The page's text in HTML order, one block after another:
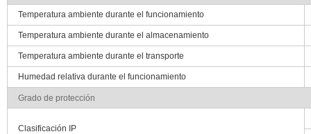
Temperatura ambiente durante el funcionamiento
Temperatura ambiente durante el almacenamiento
Temperatura ambiente durante el transporte
Humedad relativa durante el funcionamiento
Grado de protección
Clasificación IP